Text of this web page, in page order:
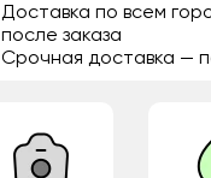
Доставка по всем
после заказа
Срочная доставка —